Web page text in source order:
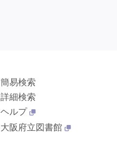
簡易検索
詳細検索
ヘルプ
大阪府立図書館